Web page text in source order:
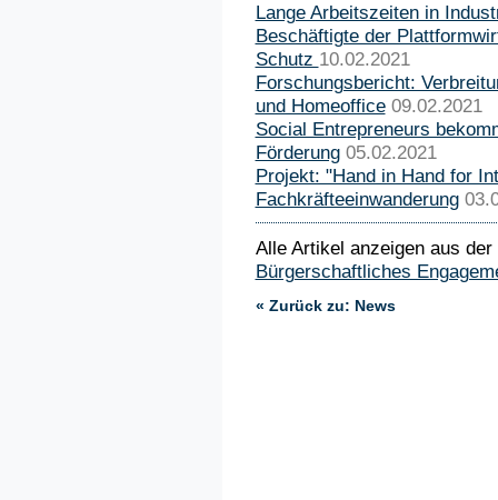
Lange Arbeitszeiten in
Beschäftigte der
Schutz 10.02.2021
Forschungsbericht:
und Homeoffice 09.02.2021
Social Entrepreneurs
Förderung 05.02.2021
Projekt: "Hand in Hand for
Fachkräfteeinwanderung
Alle Artikel anzeigen aus
Bürgerschaftliches
« Zurück zu: News